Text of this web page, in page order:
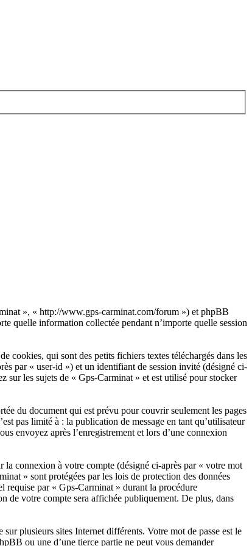
», « http://www.gps-carminat.com/forum ») et phpBB
information collectée pendant n’importe quelle session
cookies, qui sont des petits fichiers textes téléchargés dans les
par « user-id ») et un identifiant de session invité (désigné ci-
sur les sujets de « Gps-Carminat » et est utilisé pour stocker
du document qui est prévu pour couvrir seulement les pages
pas limité à : la publication de message en tant qu’utilisateur
envoyez après l’enregistrement et lors d’une connexion
connexion à votre compte (désigné ci-après par « votre mot
» sont protégées par les lois de protection des données
requise par « Gps-Carminat » durant la procédure
de votre compte sera affichée publiquement. De plus, dans
plusieurs sites Internet différents. Votre mot de passe est le
ou une d’une tierce partie ne peut vous demander